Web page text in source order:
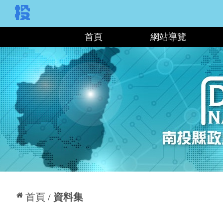
首頁 網站導覽
首頁 資料集